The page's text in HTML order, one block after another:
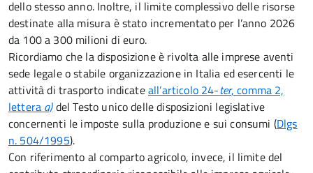
dello stesso anno. Inoltre, il limite complessivo delle risorse
destinate alla misura è stato incrementato per l’anno 2026
da 100 a 300 milioni di euro.
Ricordiamo che la disposizione è rivolta alle imprese aventi
sede legale o stabile organizzazione in Italia ed esercenti le
attività di trasporto indicateall’articolo 24-ter, comma 2,
lettera a)del Testo unico delle disposizioni legislative
concernenti le imposte sulla produzione e sui consumi (Dlgs
n. 504/1995).
Con riferimento al comparto agricolo, invece, il limite del